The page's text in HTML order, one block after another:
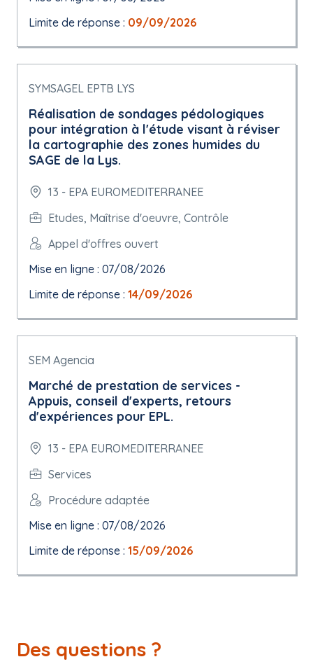
Limite de réponse : 09/09/2026
SYMSAGEL EPTB LYS
Réalisation de sondages pédologiques
pour intégration à l'étude visant à réviser
la cartographie des zones humides du
SAGE de la Lys.
13 - EPA EUROMEDITERRANEE
Etudes, Maîtrise d'oeuvre, Contrôle
Appel d'offres ouvert
Mise en ligne : 07/08/2026
Limite de réponse : 14/09/2026
SEM Agencia
Marché de prestation de services -
Appuis, conseil d'experts, retours
d'expériences pour EPL.
13 - EPA EUROMEDITERRANEE
Services
Procédure adaptée
Mise en ligne : 07/08/2026
Limite de réponse : 15/09/2026
Des questions ?